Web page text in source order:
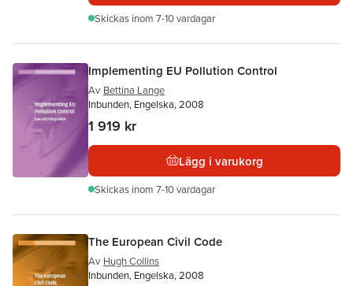
Skickas inom 7-10 vardagar
Implementing EU Pollution Control
Av Bettina Lange
Inbunden, Engelska, 2008
1 919 kr
Lägg i varukorg
Skickas inom 7-10 vardagar
The European Civil Code
Av Hugh Collins
Inbunden, Engelska, 2008